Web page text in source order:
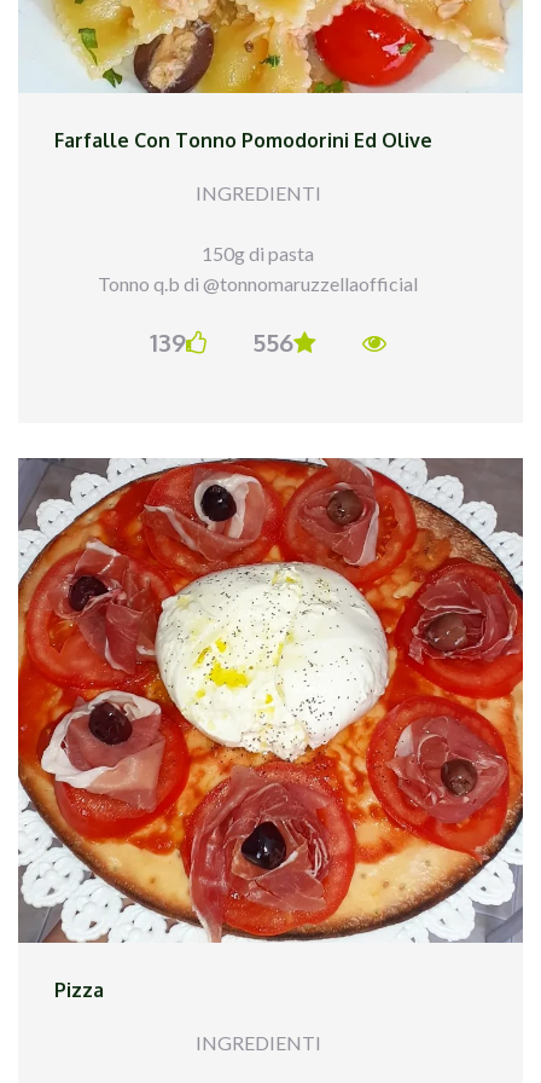
Farfalle Con Tonno Pomodorini Ed Olive
INGREDIENTI
150g di pasta
Tonno q.b di @tonnomaruzzellaofficial
Olive q.b di @ficacci_olive
Ho messo in padella un filo d`olio, ho aggiunto i
pomodorini e gli ho fatti cucinare. Ho aggiunto il
tonno e le olive ed ho fatto insaporire il tutto. Ho
cotto la pasta al dente ed ho completato la
cottura nel condimento aggiungendo acqua di
cottura all`occorrenza. Ho impiattato ed
aggiunto una spolverata di prezzemolo.
139 556
Pizza
INGREDIENTI